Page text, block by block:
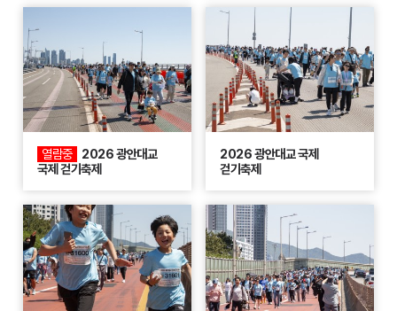
열람중
2026 광안대교
국제 걷기축제
2026 광안대교 국제
걷기축제